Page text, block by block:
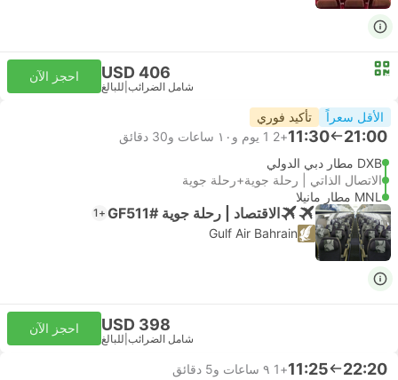
USD 406
شامل الضرائب للبالغ
احجز الآن
الأقل سعراً تأكيد فوري
21:00
11:30
+2
1 يوم و١٠ ساعات و‫30 دقائق
DXB مطار دبي الدولي
الاتصال الذاتي | رحلة جوية+رحلة جوية
MNL مطار مانيلا
الاقتصاد | رحلة جوية #GF511 +1
Gulf Air Bahrain
USD 398
شامل الضرائب للبالغ
احجز الآن
22:20
11:25
+1
٩ ساعات و‫5 دقائق